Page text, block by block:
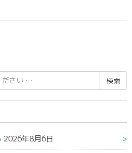
2026年8月6日